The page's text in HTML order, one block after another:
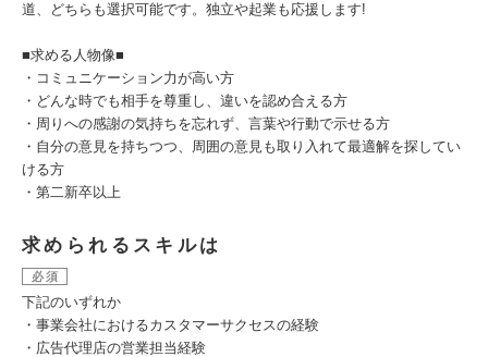
道、どちらも選択可能です。独立や起業も応援します!
■求める人物像■
・コミュニケーション力が高い方
・どんな時でも相手を尊重し、違いを認め合える方
・周りへの感謝の気持ちを忘れず、言葉や行動で示せる方
・自分の意見を持ちつつ、周囲の意見も取り入れて最適解を探してい
ける方
・第二新卒以上
求められるスキルは
必須
下記のいずれか
・事業会社におけるカスタマーサクセスの経験
・広告代理店の営業担当経験